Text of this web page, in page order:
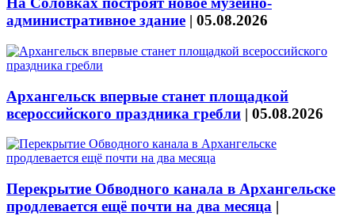
административное здание | 05.08.2026
Архангельск впервые станет площадкой
всероссийского праздника гребли | 05.08.2026
Перекрытие Обводного канала в Архангельске
продлевается ещё почти на два месяца |